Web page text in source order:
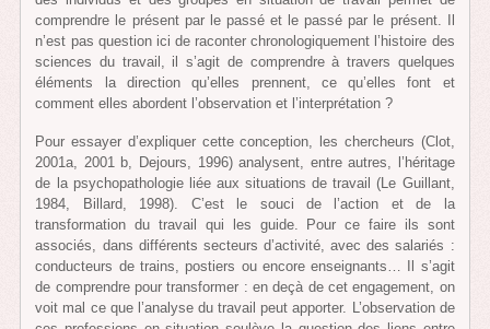
comprendre le présent par le passé et le passé par le présent. Il
n’est pas question ici de raconter chronologiquement l’histoire des
sciences du travail, il s’agit de comprendre à travers quelques
éléments la direction qu’elles prennent, ce qu’elles font et
comment elles abordent l’observation et l’interprétation ?
Pour essayer d’expliquer cette conception, les chercheurs (Clot,
2001a, 2001 b, Dejours, 1996) analysent, entre autres, l’héritage
de la psychopathologie liée aux situations de travail (Le Guillant,
1984, Billard, 1998). C’est le souci de l’action et de la
transformation du travail qui les guide. Pour ce faire ils sont
associés, dans différents secteurs d’activité, avec des salariés :
conducteurs de trains, postiers ou encore enseignants… Il s’agit
de comprendre pour transformer : en deçà de cet engagement, on
voit mal ce que l’analyse du travail peut apporter. L’observation de